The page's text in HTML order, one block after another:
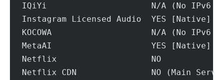
IQiYi                     N/A (No IPv6
Instagram Licensed Audio  YES [Native]
KOCOWA                    N/A (No IPv6
MetaAI                    YES [Native]
Netflix                   NO
Netflix CDN               NO (Main